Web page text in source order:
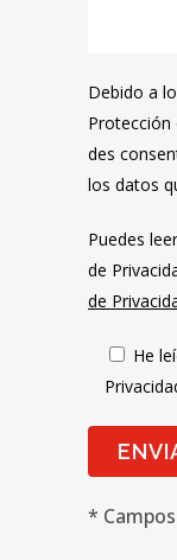
Debido a
Protección
des
los datos
Puedes
de
de
He
*